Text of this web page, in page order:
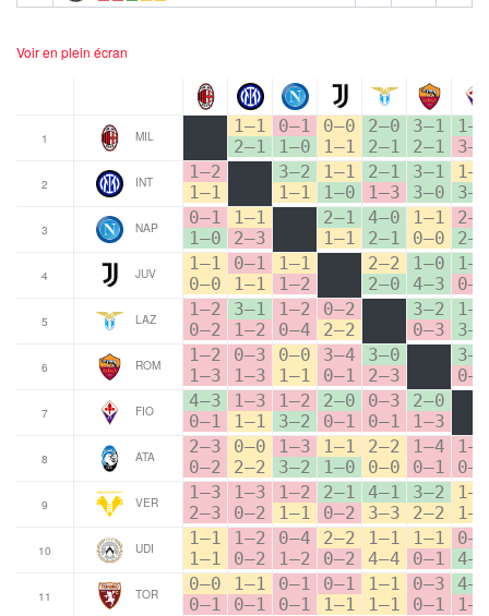
Voir en plein écran
1 MIL
1–1
2–1
0–1
1–0
0–0
1–1
2–0
2–1
3–1
2–1
1–0
3–4
2 INT
1–2
1–1
3–2
1–1
1–1
1–0
2–1
1–3
3–1
3–0
1–1
3–1
3 NAP
0–1
1–0
1–1
2–3
2–1
1–1
4–0
2–1
1–1
0–0
2–3
2–1
4 JUV
1–1
0–0
0–1
1–1
1–1
1–2
2–2
2–0
1–0
4–3
1–0
0–2
5 LAZ
1–2
0–2
3–1
1–2
1–2
0–4
0–2
2–2
3–2
0–3
1–0
3–0
6 ROM
1–2
1–3
0–3
1–3
0–0
1–1
3–4
0–1
3–0
2–3
3–1
0–2
7 FIO
4–3
0–1
1–3
1–1
1–2
3–2
2–0
0–1
0–3
0–1
2–0
1–3
8 ATA
2–3
0–2
0–0
2–2
1–3
3–2
1–1
1–0
2–2
0–0
1–4
0–1
1–2
0–1
9 VER
1–3
2–3
1–3
0–2
1–2
1–1
2–1
0–2
4–1
3–3
3–2
2–2
1–1
1–1
10 UDI
1–1
1–1
1–2
0–2
0–4
1–2
2–2
0–2
1–1
4–4
1–1
0–1
0–1
4–0
11 TOR
0–0
0–1
1–1
0–1
0–1
0–1
0–1
1–1
1–1
1–1
0–3
0–1
4–0
1–2